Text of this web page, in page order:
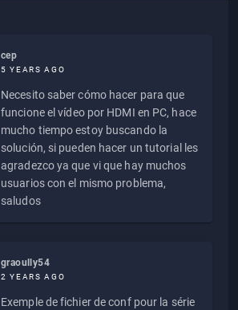
cep
5 YEARS AGO
Necesito saber cómo hacer para que
funcione el vídeo por HDMI en PC, hace
mucho tiempo estoy buscando la
solución, si pueden hacer un tutorial les
agradezco ya que vi que hay muchos
usuarios con el mismo problema,
saludos
graoully54
2 YEARS AGO
Exemple de fichier de conf pour la série